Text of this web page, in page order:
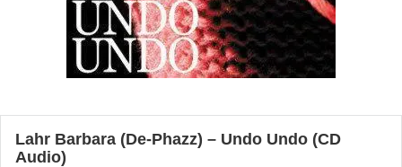
Lahr Barbara (De-Phazz) – Undo Undo (CD
Audio)